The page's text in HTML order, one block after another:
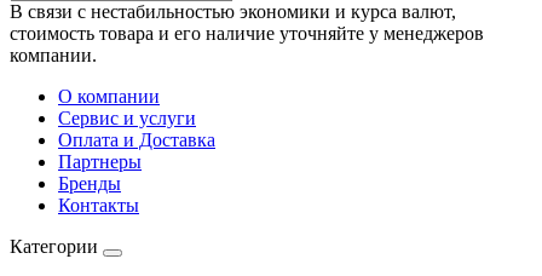
В связи с нестабильностью экономики и курса валют,
стоимость товара и его наличие уточняйте у менеджеров
компании.
О компании
Сервис и услуги
Оплата и Доставка
Партнеры
Бренды
Контакты
Категории